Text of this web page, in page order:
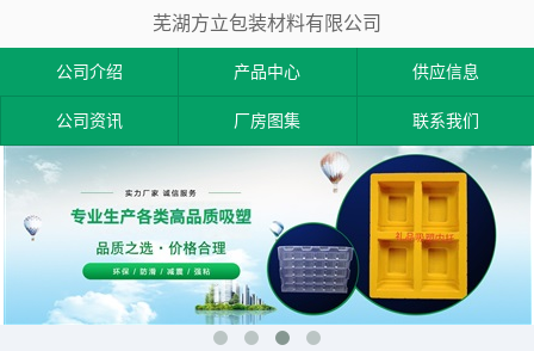
芜湖方立包装材料有限公司
公司介绍 产品中心 供应信息
公司资讯 厂房图集 联系我们